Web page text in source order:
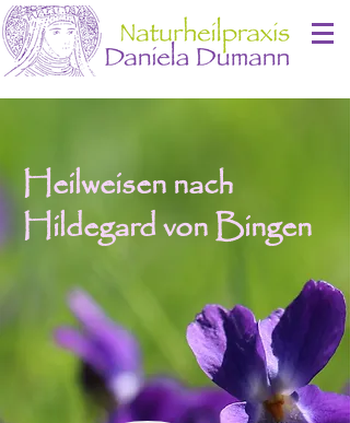
Heilweisen nach
Hildegard von Bingen